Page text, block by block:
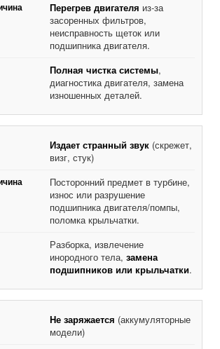
Перегрев двигателя из-за
засоренных фильтров,
неисправность щеток или
подшипника двигателя.
Полная чистка системы,
диагностика двигателя, замена
изношенных деталей.
Издает странный звук (скрежет,
визг, стук)
Посторонний предмет в турбине,
износ или разрушение
подшипника двигателя/помпы,
поломка крыльчатки.
Разборка, извлечение
инородного тела,замена
подшипников или крыльчатки.
Не заряжается (аккумуляторные
модели)